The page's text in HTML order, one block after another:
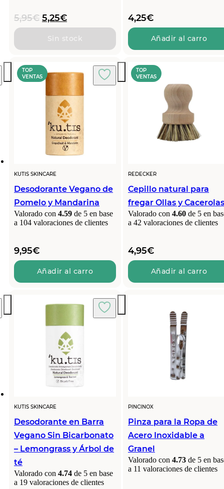
5,95€ El
precio
original
era:
5,25€El
precio
actual
es:
Sin stock
4,25€
Añadir al carro
TOP
VENTAS
KUTIS SKINCARE
Desodorante Vegano de
Pomelo y Mandarina
Valorado con 4.59 de 5 en base
a 104 valoraciones de clientes
9,95€
Añadir al carro
TOP
VENTAS
REDECKER
Cepillo natural para
fregar Ollas y Cacerolas
Valorado con 4.60 de 5 en
a 42 valoraciones de clientes
4,95€
Añadir al carro
KUTIS SKINCARE
Desodorante en Barra
Vegano Sin Bicarbonato
– Lemongrass y Árbol de
té
Valorado con 4.74 de 5 en base
a 19 valoraciones de clientes
PINCINOX
Pinza para la Ropa de
Acero Inoxidable a
Granel
Valorado con 4.73 de 5 en
a 11 valoraciones de clientes